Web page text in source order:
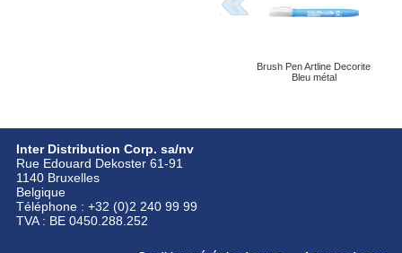
Brush Pen Artline Decorite
Bleu métal
Inter Distribution Corp. sa/nv
Rue Edouard Dekoster 61-91
1140 Bruxelles
Belgique
Téléphone : +32 (0)2 240 99 99
TVA : BE 0450.288.252